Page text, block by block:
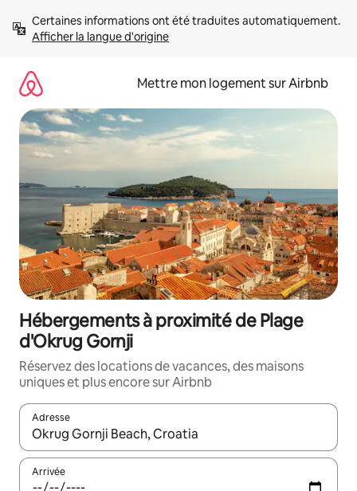
directement
Afficher la langue d'origine
Mettre mon logement sur Airbnb
Hébergements à proximité de Plage
d'Okrug Gornji
Réservez des locations de vacances, des maisons
uniques et plus encore sur Airbnb
Adresse
Lorsque les résultats s'affichent, utilisez les flèches vers le
Arrivée